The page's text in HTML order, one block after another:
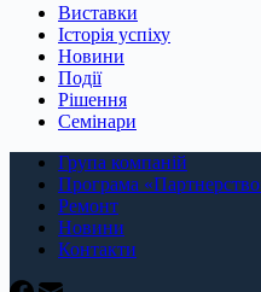
Виставки
Історія успіху
Новини
Події
Рішення
Семінари
Група компаній
Програма
Ремонт
Новини
Контакти